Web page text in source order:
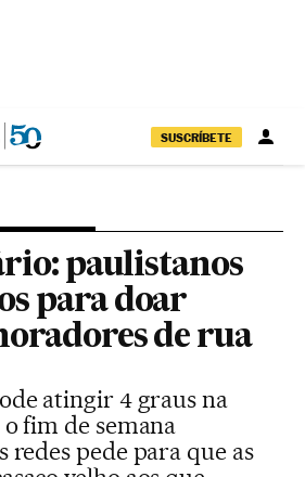
SUSCRÍBETE
paulistanos
para doar
de rua
atingir 4 graus na
fim de semana
redes pede para que as